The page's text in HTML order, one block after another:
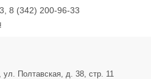
8 (342) 200-96-33
ул. Полтавская, д. 38, стр. 11